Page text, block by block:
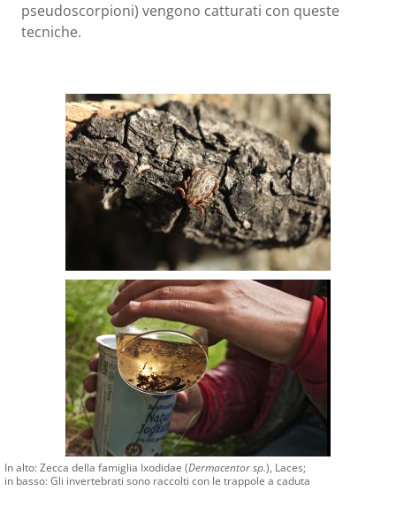
pseudoscorpioni) vengono catturati con queste
tecniche.
In alto: Zecca della famiglia Ixodidae (Dermacentor sp.), Laces;
in basso: Gli invertebrati sono raccolti con le trappole a caduta